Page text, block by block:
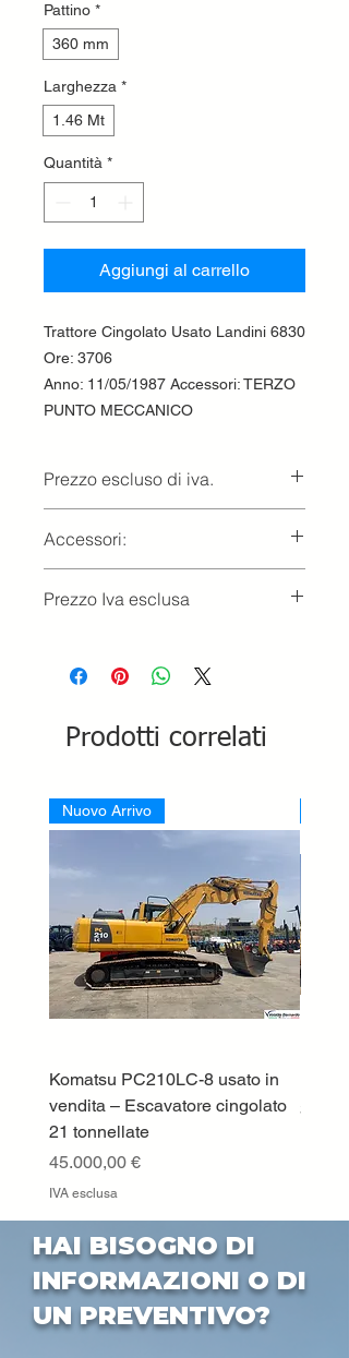
Pattino *
360 mm
Larghezza *
1.46 Mt
Quantità *
Aggiungi al carrello
Trattore Cingolato Usato Landini 6830
Ore: 3706
Anno: 11/05/1987 Accessori: TERZO
PUNTO MECCANICO
Prezzo escluso di iva.
Accessori:
Prezzo Iva esclusa
Prodotti correlati
Nuovo Arrivo
Komatsu PC210LC-8 usato in
vendita – Escavatore cingolato
21 tonnellate
Prezzo
45.000,00 €
IVA esclusa
Prezzo
HAI BISOGNO DI
INFORMAZIONI O DI
UN PREVENTIVO?